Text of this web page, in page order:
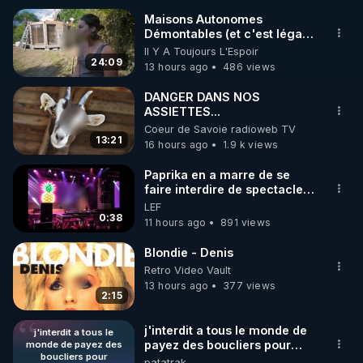
🌱 INSTAGRAM
https://www.instagram.com/rdlr_thierrycasasnovas/
http://rgnr.li/instagram
🌱 LA NEWSLETTER
Pour ne pas rater l’actualité RGNR (stages,
http://rgnr.li/news
🌱 VIDÉOS NON CENSURÉES SUR ODYSEE
Toutes les vidéos Youtube sont aussi sur la
http://rgnr.li/odysee
🌱 LES STAGES EN PRÉSENTIEL
24:09
Maisons Autonomes
Démontables (et c'est légal).
Visite éco village en
Bretagne
Il Y A Toujours L'Espoir
13 hours ago
486 views
13:21
DANGER DANS NOS
ASSIETTES...
Coeur de Savoie radioweb TV
16 hours ago
1.9 k views
0:38
Paprika en a marre de se
faire interdire de spectacle.
Elle décide donc de devenir
DJ !
LEF
11 hours ago
891 views
2:15
Blondie - Denis
Retro Video Vault
13 hours ago
377 views
j'interdit a tous le
monde de payez des
boucliers pour
j'interdit a tous le monde de
payez des boucliers pour
regardez mes publications